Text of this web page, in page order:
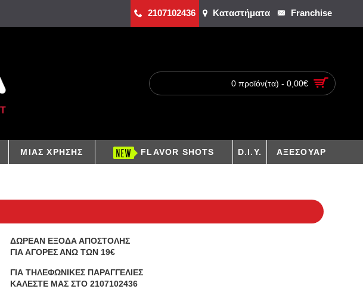
2107102436 Καταστήματα Franchise
0 προϊόν(τα) - 0,00€
ΜΙΑΣ ΧΡΗΣΗΣ FLAVOR SHOTS D.I.Y. ΑΞΕΣΟΥΑΡ
ΔΩΡΕΑΝ ΕΞΟΔΑ ΑΠΟΣΤΟΛΗΣ
ΓΙΑ ΑΓΟΡΕΣ ΑΝΩ ΤΩΝ 19€
ΓΙΑ ΤΗΛΕΦΩΝΙΚΕΣ ΠΑΡΑΓΓΕΛΙΕΣ
ΚΑΛΕΣΤΕ ΜΑΣ ΣΤΟ 2107102436